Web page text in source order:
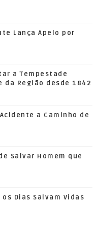
Lança Apelo por
a Tempestade
Região desde 1842
a Caminho de
Salvar Homem que
os Dias Salvam Vidas